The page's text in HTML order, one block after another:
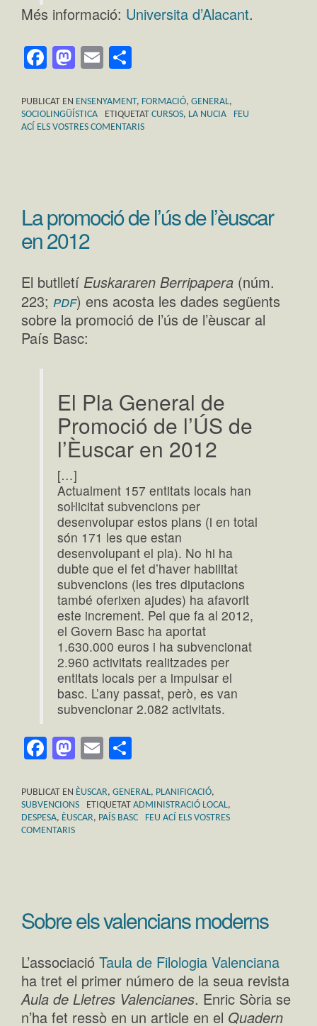
Més informació: Universita d’Alacant.
Facebook
Mastodon
Email
PUBLICAT EN ENSENYAMENT, FORMACIÓ, GENERAL,
SOCIOLINGÜÍSTICA
ETIQUETAT CURSOS, LA NUCIA
FEU
ACÍ ELS VOSTRES COMENTARIS
La promoció de l’ús de l’èuscar
en 2012
El butlletí Euskararen Berripapera (núm.
223; pdf) ens acosta les dades següents
sobre la promoció de l’ús de l’èuscar al
País Basc:
El Pla General de
Promoció de l’ÚS de
l’Èuscar en 2012
[…]
Actualment 157 entitats locals han
soŀlicitat subvencions per
desenvolupar estos plans (i en total
són 171 les que estan
desenvolupant el pla). No hi ha
dubte que el fet d’haver habilitat
subvencions (les tres diputacions
també oferixen ajudes) ha afavorit
este increment. Pel que fa al 2012,
el Govern Basc ha aportat
1.630.000 euros i ha subvencionat
2.960 activitats realitzades per
entitats locals per a impulsar el
basc. L’any passat, però, es van
subvencionar 2.082 activitats.
Facebook
Mastodon
Email
PUBLICAT EN ÈUSCAR, GENERAL, PLANIFICACIÓ,
SUBVENCIONS
ETIQUETAT ADMINISTRACIÓ LOCAL,
DESPESA, ÈUSCAR, PAÍS BASC
FEU ACÍ ELS VOSTRES
COMENTARIS
Sobre els valencians moderns
L’associació Taula de Filologia Valenciana
ha tret el primer número de la seua revista
Aula de Lletres Valencianes. Enric Sòria se
n’ha fet ressò en un article en el Quadern